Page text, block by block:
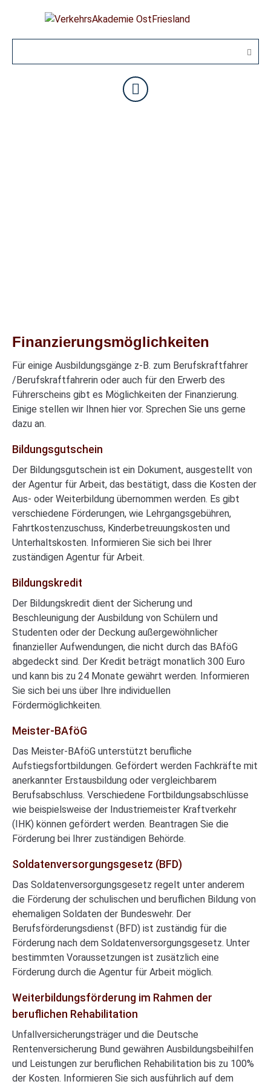
Finanzierungsmöglichkeiten
Für einige Ausbildungsgänge z-B. zum Berufskraftfahrer
/Berufskraftfahrerin oder auch für den Erwerb des
Führerscheins gibt es Möglichkeiten der Finanzierung.
Einige stellen wir Ihnen hier vor. Sprechen Sie uns gerne
dazu an.
Bildungsgutschein
Der Bildungsgutschein ist ein Dokument, ausgestellt von
der Agentur für Arbeit, das bestätigt, dass die Kosten der
Aus- oder Weiterbildung übernommen werden. Es gibt
verschiedene Förderungen, wie Lehrgangsgebühren,
Fahrtkostenzuschuss, Kinderbetreuungskosten und
Unterhaltskosten. Informieren Sie sich bei Ihrer
zuständigen Agentur für Arbeit.
Bildungskredit
Der Bildungskredit dient der Sicherung und
Beschleunigung der Ausbildung von Schülern und
Studenten oder der Deckung außergewöhnlicher
finanzieller Aufwendungen, die nicht durch das BAföG
abgedeckt sind. Der Kredit beträgt monatlich 300 Euro
und kann bis zu 24 Monate gewährt werden. Informieren
Sie sich bei uns über Ihre individuellen
Fördermöglichkeiten.
Meister-BAföG
Das Meister-BAföG unterstützt berufliche
Aufstiegsfortbildungen. Gefördert werden Fachkräfte mit
anerkannter Erstausbildung oder vergleichbarem
Berufsabschluss. Verschiedene Fortbildungsabschlüsse
wie beispielsweise der Industriemeister Kraftverkehr
(IHK) können gefördert werden. Beantragen Sie die
Förderung bei Ihrer zuständigen Behörde.
Soldatenversorgungsgesetz (BFD)
Das Soldatenversorgungsgesetz regelt unter anderem
die Förderung der schulischen und beruflichen Bildung von
ehemaligen Soldaten der Bundeswehr. Der
Berufsförderungsdienst (BFD) ist zuständig für die
Förderung nach dem Soldatenversorgungsgesetz. Unter
bestimmten Voraussetzungen ist zusätzlich eine
Förderung durch die Agentur für Arbeit möglich.
Weiterbildungsförderung im Rahmen der
beruflichen Rehabilitation
Unfallversicherungsträger und die Deutsche
Rentenversicherung Bund gewähren Ausbildungsbeihilfen
und Leistungen zur beruflichen Rehabilitation bis zu 100%
der Kosten. Informieren Sie sich ausführlich auf dem